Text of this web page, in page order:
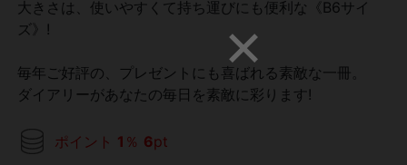
大きさは、使いやすくて持ち運びにも便利な《B6サイ
ズ》!
毎年ご好評の、プレゼントにも喜ばれる素敵な一冊。
ダイアリーがあなたの毎日を素敵に彩ります!
ポイント 1 ％ 6pt